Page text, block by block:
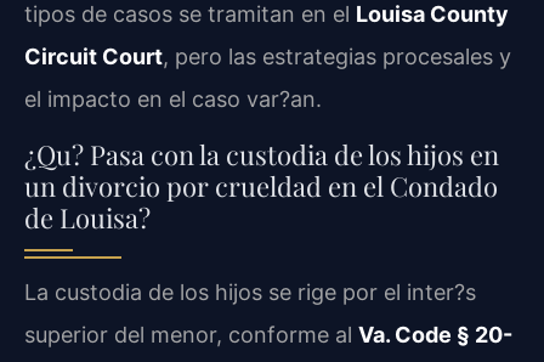
tipos de casos se tramitan en el Louisa County
Circuit Court, pero las estrategias procesales y
el impacto en el caso var?an.
¿Qu? Pasa con la custodia de los hijos en
un divorcio por crueldad en el Condado
de Louisa?
La custodia de los hijos se rige por el inter?s
superior del menor, conforme al Va. Code § 20-